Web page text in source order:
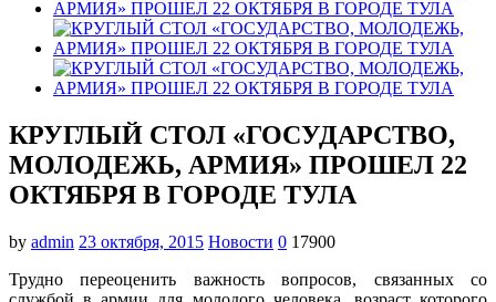
КРУГЛЫЙ СТОЛ «ГОСУДАРСТВО,
МОЛОДЕЖЬ, АРМИЯ» ПРОШЕЛ 22
ОКТЯБРЯ В ГОРОДЕ ТУЛА
by admin 23 октября, 2015 Новости 0 17900
Трудно переоценить важность вопросов, связанных со